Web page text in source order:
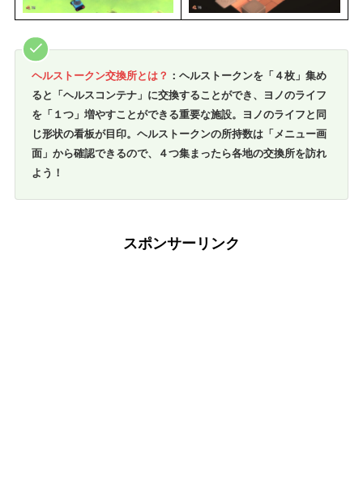
ヘルストークン交換所とは？ ：ヘルストークンを「４枚」集め
ると「ヘルスコンテナ」に交換することができ、ヨノのライフ
を「１つ」増やすことができる重要な施設。ヨノのライフと同
じ形状の看板が目印。ヘルストークンの所持数は「メニュー画
面」から確認できるので、４つ集まったら各地の交換所を訪れ
よう！
スポンサーリンク